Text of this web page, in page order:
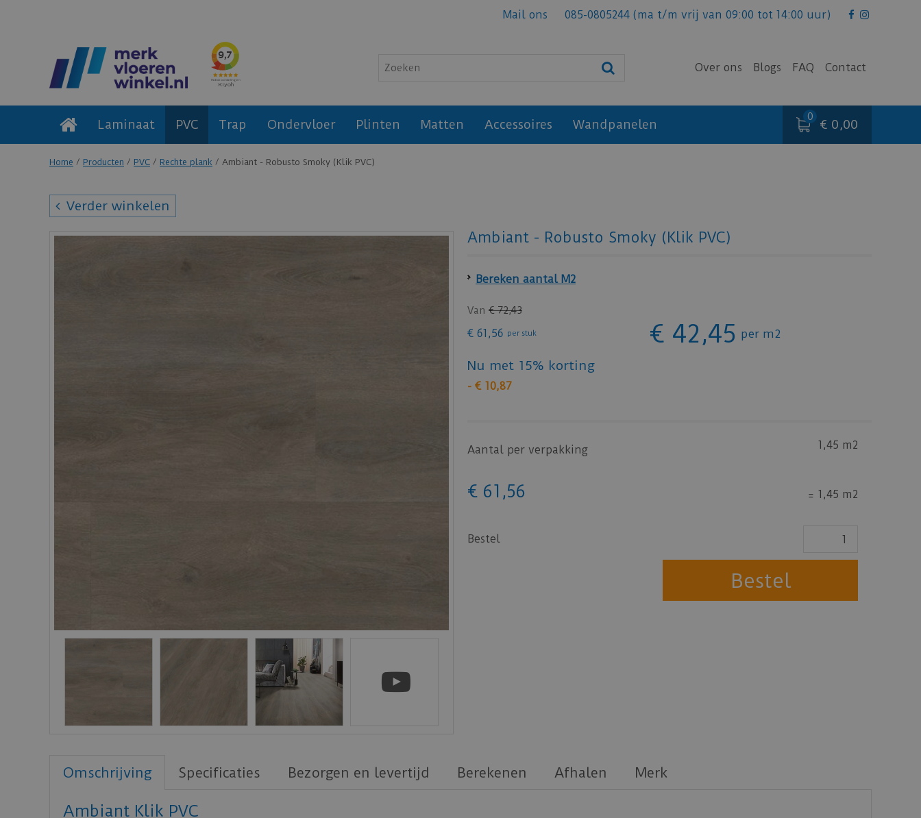
Home Producten PVC Rechte plank Ambiant - Robusto Smoky (Klik PVC)
Mail ons 085-0805244 (ma t/m vrij van 09:00 tot 14:00 uur)
Over ons Blogs FAQ Contact
Laminaat PVC Trap Ondervloer Plinten Matten Accessoires Wandpanelen € 0,00
Verder winkelen
Ambiant - Robusto Smoky (Klik PVC)
Bereken aantal M2
Van € 72,43
€ 61 ,56 per stuk € 42,45 per m2
Nu met 15% korting
- € 10,87
Aantal per verpakking 1,45 m2
€ 61 ,56 = 1,45 m2
Bestel
Omschrijving Specificaties Bezorgen en levertijd Berekenen Afhalen Merk
Ambiant Klik PVC